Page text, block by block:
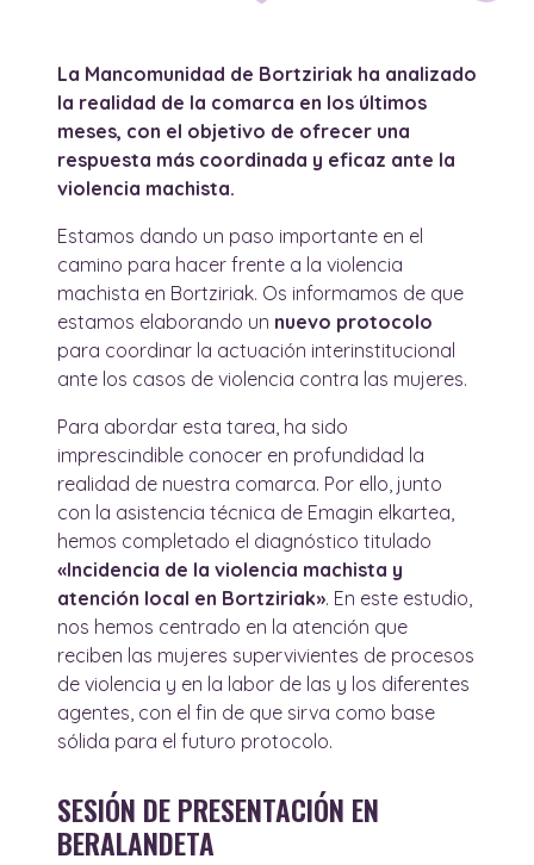
La Mancomunidad de Bortziriak ha analizado
la realidad de la comarca en los últimos
meses, con el objetivo de ofrecer una
respuesta más coordinada y eficaz ante la
violencia machista.
Estamos dando un paso importante en el
camino para hacer frente a la violencia
machista en Bortziriak. Os informamos de que
estamos elaborando un nuevo protocolo
para coordinar la actuación interinstitucional
ante los casos de violencia contra las mujeres.
Para abordar esta tarea, ha sido
imprescindible conocer en profundidad la
realidad de nuestra comarca. Por ello, junto
con la asistencia técnica de Emagin elkartea,
hemos completado el diagnóstico titulado
«Incidencia de la violencia machista y
atención local en Bortziriak». En este estudio,
nos hemos centrado en la atención que
reciben las mujeres supervivientes de procesos
de violencia y en la labor de las y los diferentes
agentes, con el fin de que sirva como base
sólida para el futuro protocolo.
SESIÓN DE PRESENTACIÓN EN
BERALANDETA